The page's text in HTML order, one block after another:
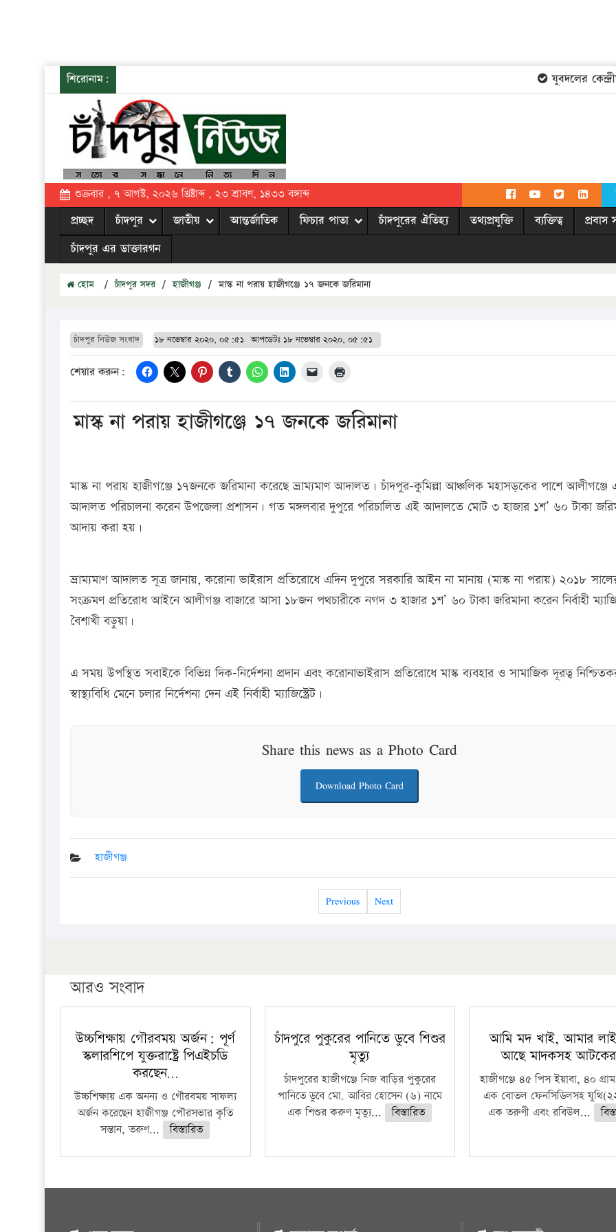
শিরোনাম: যুবদলের কেন্দ্রীয়
শুক্রবার , ৭ আগস্ট, ২০২৬ খ্রিষ্টাব্দ , ২৩ শ্রাবণ, ১৪৩৩ বঙ্গাব্দ
প্রচ্ছদ চাঁদপুর জাতীয় আন্তর্জাতিক ফিচার পাতা চাঁদপুরের ঐতিহ্য তথ্যপ্রযুক্তি ব্যক্তিত্ব প্রবাস
চাঁদপুর এর ডাক্তারগন
হোম / চাঁদপুর সদর / হাজীগঞ্জ / মাস্ক না পরায় হাজীগঞ্জে ১৭ জনকে জরিমানা
চাঁদপুর নিউজ সংবাদ ১৮ নভেম্বার ২০২০, ০৫:৫১ আপডেটঃ ১৮ নভেম্বার ২০২০, ০৫:৫১
শেয়ার করুন:
মাস্ক না পরায় হাজীগঞ্জে ১৭ জনকে জরিমানা
মাস্ক না পরায় হাজীগঞ্জে ১৭জনকে জরিমানা করেছে ভ্রাম্যমাণ আদালত। চাঁদপুর-কুমিল্লা আঞ্চলিক মহাসড়কের পাশে আলীগঞ্জে
আদালত পরিচালনা করেন উপজেলা প্রশাসন। গত মঙ্গলবার দুপুরে পরিচালিত এই আদালতে মোট ৩ হাজার ১শ’ ৬০ টাকা
আদায় করা হয়।
ভ্রাম্যমাণ আদালত সূত্র জানায়, করোনা ভাইরাস প্রতিরোধে এদিন দুপুরে সরকারি আইন না মানায় (মাস্ক না পরায়) ২০১৮
সংক্রমণ প্রতিরোধ আইনে আলীগঞ্জ বাজারে আসা ১৮জন পথচারীকে নগদ ৩ হাজার ১শ’ ৬০ টাকা জরিমানা করেন নির্বাহী
বৈশাখী বড়ুয়া।
এ সময় উপস্থিত সবাইকে বিভিন্ন দিক-নির্দেশনা প্রদান এবং করোনাভাইরাস প্রতিরোধে মাস্ক ব্যবহার ও সামাজিক দূরত্ব
স্বাস্থ্যবিধি মেনে চলার নির্দেশনা দেন এই নির্বাহী ম্যাজিস্ট্রেট।
Share this news as a Photo Card
Download Photo Card
হাজীগঞ্জ
Previous Next
আরও সংবাদ
উচ্চশিক্ষায় গৌরবময় অর্জন: পূর্ণ
স্কলারশিপে যুক্তরাষ্ট্রে পিএইচডি
করছেন…
উচ্চশিক্ষায় এক অনন্য ও গৌরবময় সাফল্য
অর্জন করেছেন হাজীগঞ্জ পৌরসভার কৃতি
সন্তান, তরুণ...
বিস্তারিত
চাঁদপুরে পুকুরের পানিতে ডুবে শিশুর
মৃত্যু
চাঁদপুরের হাজীগঞ্জে নিজ বাড়ির পুকুরের
পানিতে ডুবে মো. আবির হোসেন (৬) নামে
এক শিশুর করুণ মৃত্যু...
বিস্তারিত
আমি মদ খাই, আমার
আছে মাদকসহ
হাজীগঞ্জে ৪৫ পিস ইয়াবা, ৪০
এক বোতল ফেনসিডিলসহ
এক তরুণী এবং রবিউল...